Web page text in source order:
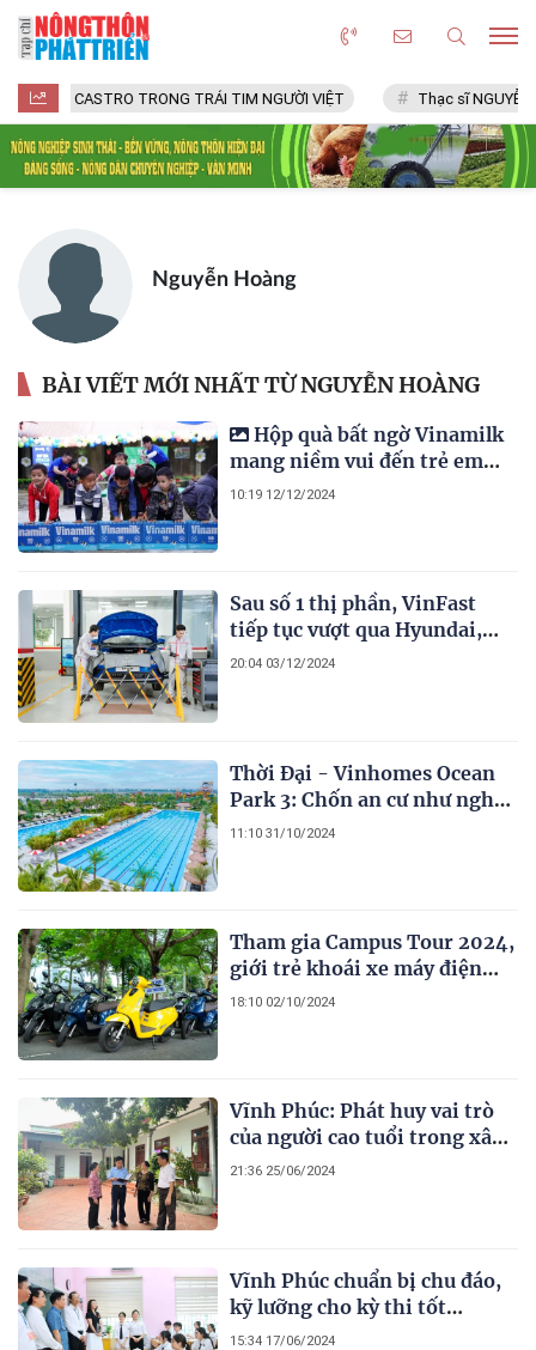
FIDEL CASTRO TRONG TRÁI TIM NGƯỜI VIỆT Thạc sĩ NGUYỄN
Nguyễn Hoàng
BÀI VIẾT MỚI NHẤT TỪ NGUYỄN HOÀNG
Hộp quà bất ngờ Vinamilk
mang niềm vui đến trẻ em
vùng cao
10:19 12/12/2024
Sau số 1 thị phần, VinFast
tiếp tục vượt qua Hyundai,
Toyota để trở thành số 1 về
20:04 03/12/2024
Thời Đại - Vinhomes Ocean
Park 3: Chốn an cư như nghỉ
dưỡng của các cư dân thời
11:10 31/10/2024
Tham gia Campus Tour 2024,
giới trẻ khoái xe máy điện
VinFast vì “đẹp, giá tốt, chạy
18:10 02/10/2024
Vĩnh Phúc: Phát huy vai trò
của người cao tuổi trong xây
dựng nông thôn mới kiểu
21:36 25/06/2024
Vĩnh Phúc chuẩn bị chu đáo,
kỹ lưỡng cho kỳ thi tốt
nghiệp THPT
15:34 17/06/2024